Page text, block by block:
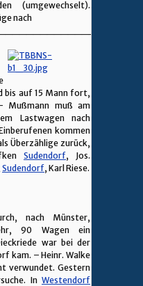
(umgewechselt).
nach
bis auf 15 Mann fort,
Mußmann muß am
Lastwagen nach
kommen
Überzählige zurück,
Sudendorf, Jos.
Sudendorf, Karl Riese.
nach Münster,
90 Wagen ein
war bei der
kam. – Heinr. Walke
verwundet. Gestern
In Westendorf